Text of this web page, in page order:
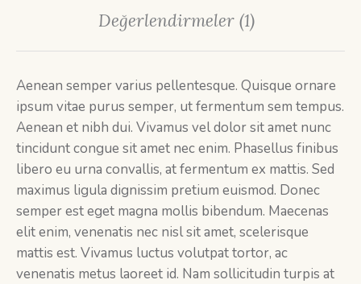
Değerlendirmeler (1)
Aenean semper varius pellentesque. Quisque ornare
ipsum vitae purus semper, ut fermentum sem tempus.
Aenean et nibh dui. Vivamus vel dolor sit amet nunc
tincidunt congue sit amet nec enim. Phasellus finibus
libero eu urna convallis, at fermentum ex mattis. Sed
maximus ligula dignissim pretium euismod. Donec
semper est eget magna mollis bibendum. Maecenas
elit enim, venenatis nec nisl sit amet, scelerisque
mattis est. Vivamus luctus volutpat tortor, ac
venenatis metus laoreet id. Nam sollicitudin turpis at